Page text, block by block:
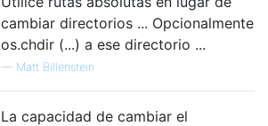
cambiar directorios ... Opcionalmente
os.chdir (...) a ese directorio ...
— Matt Billenstein
La capacidad de cambiar el